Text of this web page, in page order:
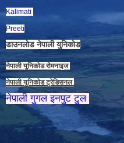
Kalimati
Preeti
डाउनलाेड नेपाली युनिकाेड
नेपाली युनिकाेड राेमनाइज
नेपाली युनिकाेड ट्रेडिसनल
नेपाली गुगल इनपुट टुल